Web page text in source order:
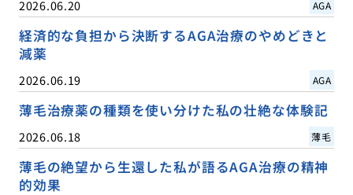
2026.06.20 AGA
経済的な負担から決断するAGA治療のやめどきと
減薬
2026.06.19 AGA
薄毛治療薬の種類を使い分けた私の壮絶な体験記
2026.06.18 薄毛
薄毛の絶望から生還した私が語るAGA治療の精神
的効果